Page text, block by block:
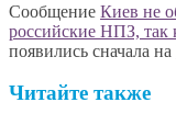
Сообщение Киев не
российские НПЗ, так
появились сначала на
Читайте также